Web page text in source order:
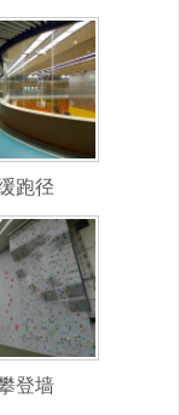
跑径
登墙